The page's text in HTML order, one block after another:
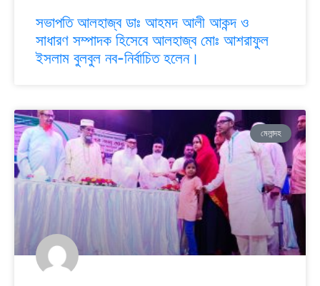
সভাপতি আলহাজ্ব ডাঃ আহমদ আলী আকন্দ ও
সাধারণ সম্পাদক হিসেবে আলহাজ্ব মোঃ আশরাফুল
ইসলাম বুলবুল নব-নির্বাচিত হলেন।
মেলান্দহ